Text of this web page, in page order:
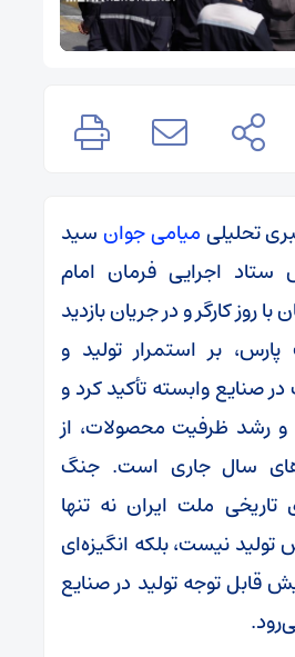
تحلیلیمیامی جوانسید
ستاد اجرایی فرمان امام
روز کارگر و در جریان بازدید
پارس، بر استمرار تولید و
صنایع وابسته تأکید کرد و
و رشد ظرفیت محصولات، از
سال جاری است. جنگ
تاریخی ملت ایران نه تنها
تولید نیست، بلکه انگیزه‌ای
قابل توجه تولید در صنایع